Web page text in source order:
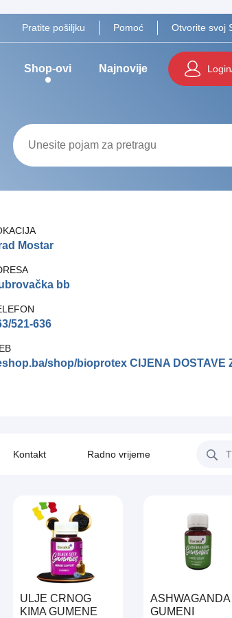
Pratite pošiljku Pomoć Otvorite svoj
Shop-ovi Najnovije
Mostar
bb
521-636
shop/bioprotex CIJENA DOSTAVE
Kontakt Radno vrijeme
ULJE CRNOG
KIMA GUMENE
ASHWAGANDA
GUMENI